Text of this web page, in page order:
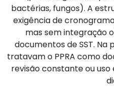
bactérias, fungos). A
exigência de
mas sem integração
documentos de SST.
tratavam o PPRA como
revisão constante ou